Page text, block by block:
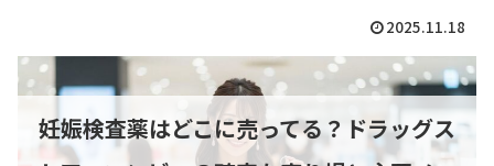
2025.11.18
妊娠検査薬はどこに売ってる？ドラッグス